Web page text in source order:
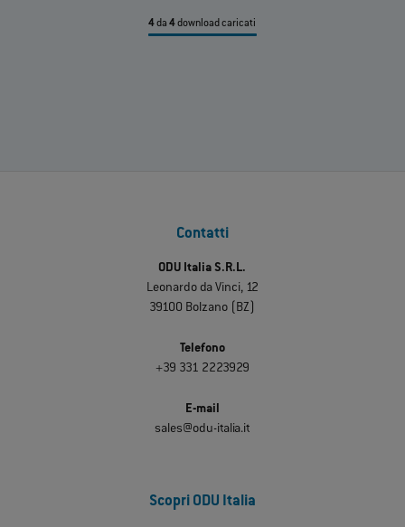
4da4download caricati
Contatti
ODU Italia S.R.L.
Leonardo da Vinci, 12
39100 Bolzano (BZ)
Telefono
+39 331 2223929
E-mail
sales@odu-italia.it
Scopri ODU Italia